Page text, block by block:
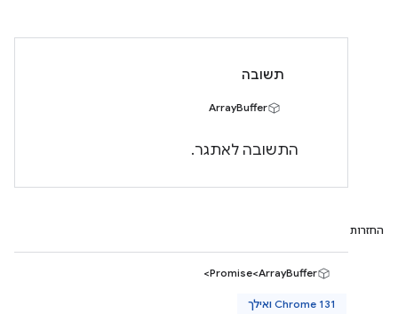
תשובה
ArrayBuffer
התשובה לאתגר.
החזרות
Promise<ArrayBuffer>
Chrome 131 ואילך